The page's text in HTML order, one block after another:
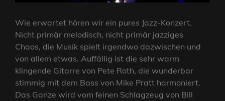
Wie erwartet hören wir ein pures Jazz-Konzert.
Nicht primär melodisch, nicht primär jazziges
Chaos, die Musik spielt irgendwo dazwischen und
von allem etwas. Auffällig ist die sehr warm
klingende Gitarre von Pete Roth, die wunderbar
stimmig mit dem Bass von Mike Pratt harmoniert.
Das Ganze wird vom feinen Schlagzeug von Bill